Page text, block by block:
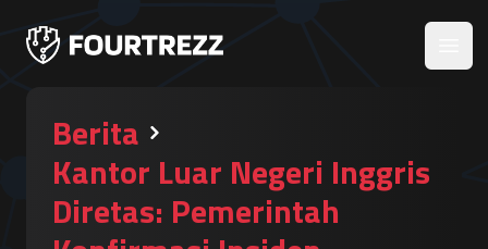
Berita
Kantor Luar Negeri Inggris
Diretas: Pemerintah